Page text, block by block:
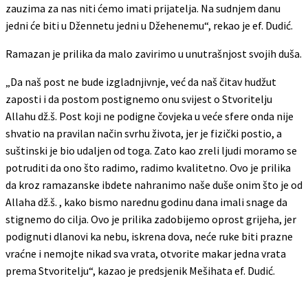
zauzima za nas niti ćemo imati prijatelja. Na sudnjem danu
jedni će biti u Džennetu jedni u Džehenemu“, rekao je ef. Dudić.
Ramazan je prilika da malo zavirimo u unutrašnjost svojih duša.
„Da naš post ne bude izgladnjivnje, već da naš čitav hudžut
zaposti i da postom postignemo onu svijest o Stvoritelju
Allahu dž.š. Post koji ne podigne čovjeka u veće sfere onda nije
shvatio na pravilan način svrhu života, jer je fizički postio, a
suštinski je bio udaljen od toga. Zato kao zreli ljudi moramo se
potruditi da ono što radimo, radimo kvalitetno. Ovo je prilika
da kroz ramazanske ibdete nahranimo naše duše onim što je od
Allaha dž.š. , kako bismo narednu godinu dana imali snage da
stignemo do cilja. Ovo je prilika zadobijemo oprost grijeha, jer
podignuti dlanovi ka nebu, iskrena dova, neće ruke biti prazne
vraćne i nemojte nikad sva vrata, otvorite makar jedna vrata
prema Stvoritelju“, kazao je predsjenik Mešihata ef. Dudić.